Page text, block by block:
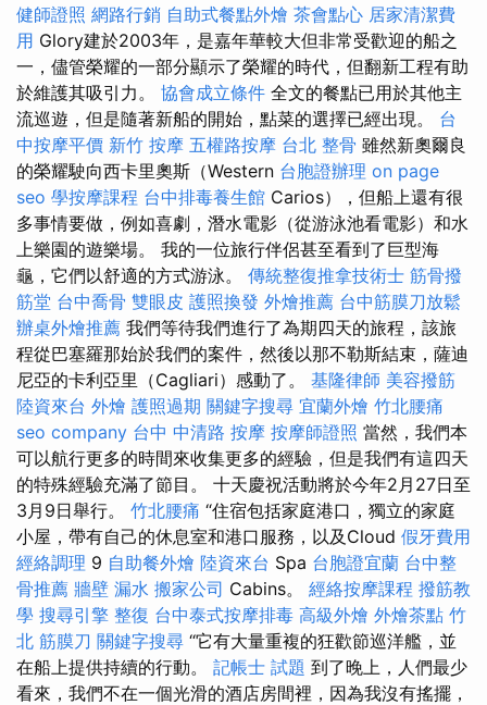
健師證照 網路行銷 自助式餐點外燴 茶會點心 居家清潔費
用 Glory建於2003年，是嘉年華較大但非常受歡迎的船之
一，儘管榮耀的一部分顯示了榮耀的時代，但翻新工程有助
於維護其吸引力。 協會成立條件 全文的餐點已用於其他主
流巡遊，但是隨著新船的開始，點菜的選擇已經出現。 台
中按摩平價 新竹 按摩 五權路按摩 台北 整骨 雖然新奧爾良
的榮耀駛向西卡里奧斯（Western 台胞證辦理 on page
seo 學按摩課程 台中排毒養生館 Carios），但船上還有很
多事情要做，例如喜劇，潛水電影（從游泳池看電影）和水
上樂園的遊樂場。 我的一位旅行伴侶甚至看到了巨型海
龜，它們以舒適的方式游泳。 傳統整復推拿技術士 筋骨撥
筋堂 台中喬骨 雙眼皮 護照換發 外燴推薦 台中筋膜刀放鬆
辦桌外燴推薦 我們等待我們進行了為期四天的旅程，該旅
程從巴塞羅那始於我們的案件，然後以那不勒斯結束，薩迪
尼亞的卡利亞里（Cagliari）感動了。 基隆律師 美容撥筋
陸資來台 外燴 護照過期 關鍵字搜尋 宜蘭外燴 竹北腰痛
seo company 台中 中清路 按摩 按摩師證照 當然，我們本
可以航行更多的時間來收集更多的經驗，但是我們有這四天
的特殊經驗充滿了節目。 十天慶祝活動將於今年2月27日至
3月9日舉行。 竹北腰痛 “住宿包括家庭港口，獨立的家庭
小屋，帶有自己的休息室和港口服務，以及Cloud 假牙費用
經絡調理 9 自助餐外燴 陸資來台 Spa 台胞證宜蘭 台中整
骨推薦 牆壁 漏水 搬家公司 Cabins。 經絡按摩課程 撥筋教
學 搜尋引擎 整復 台中泰式按摩排毒 高級外燴 外燴茶點 竹
北 筋膜刀 關鍵字搜尋 “它有大量重複的狂歡節巡洋艦，並
在船上提供持續的行動。 記帳士 試題 到了晚上，人們最少
看來，我們不在一個光滑的酒店房間裡，因為我沒有搖擺，